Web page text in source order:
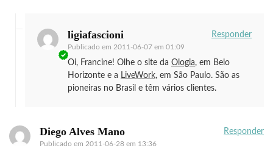
ligiafascioni
Publicado em 2011-06-07 em 01:09
Responder
Oi, Francine! Olhe o site da Ologia, em Belo
Horizonte e a LiveWork, em São Paulo. São as
pioneiras no Brasil e têm vários clientes.
Diego Alves Mano
Publicado em 2011-06-28 em 13:36
Responder